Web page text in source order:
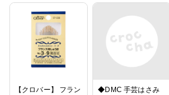
【クロバー】 フラン
◆DMC 手芸はさみ